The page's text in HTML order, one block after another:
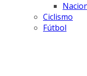
Ciclismo
Fútbol